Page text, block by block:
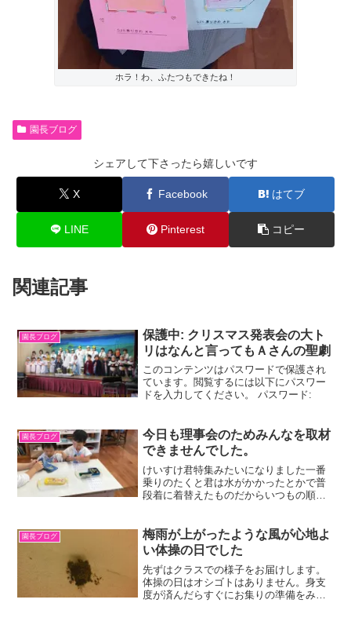
ホラ！わ、ふたつもできたね！
園長ブログ
シェアして下さったら嬉しいです
X Facebook はてブ
LINE Pinterest コピー
関連記事
園長ブログ
保護中: クリスマス発表会の大ト
リはなんと言ってもＡさんの聖劇
このコンテンツはパスワードで保護され
ています。閲覧するには以下にパスワー
ドを入力してください。 パスワード:
園長ブログ
今日も理事会のためみんなを取材
できませんでした。
けいすけ君特集みたいになりました一番
乗りのたくと君は水がかかったとかで普
段着に着替えたものだからいつもの順番
んせいだ！」しばらく休んでいた先生が
現れたものだからとたんに...
園長ブログ
梅雨が上がったような風が心地よ
い体操の日でした
先ずはクラスでの様子をお届けします。
体操の日はオシゴトはありません。身支
度が済んだらすぐにお集りの準備をみん